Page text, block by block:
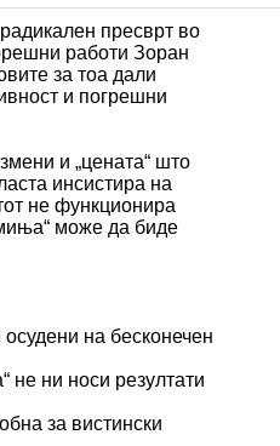
пресврт во
работи Зоран
за тоа дали
и погрешни
и „цената“ што
инсистира на
не функционира
може да биде
на бесконечен
не ни носи резултати
за вистински